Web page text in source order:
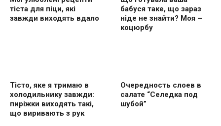
тіста для піци, які
завжди виходять вдало
бабуся таке, що зараз
ніде не знайти? Моя –
коцюрбу
Тісто, яке я тримаю в
холодильнику завжди:
пиріжки виходять такі,
що виривають з рук
Очередность слоев в
салате “Селедка под
шубой”